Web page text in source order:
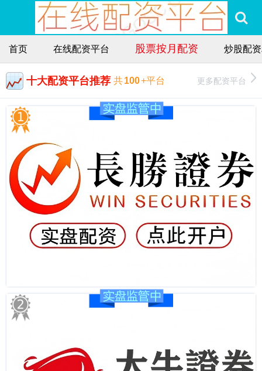
首页 在线配资平台 股票按月配资 炒股配
十大配资平台推荐 共100+平台 更多配资平台